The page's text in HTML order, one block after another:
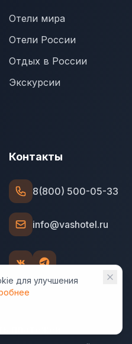
Отели мира
Отели России
Отдых в России
Экскурсии
Контакты
8(800) 500-05-33
info@vashotel.ru
для улучшения